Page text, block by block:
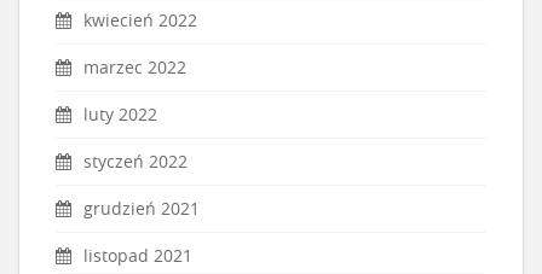
kwiecień 2022
marzec 2022
luty 2022
styczeń 2022
grudzień 2021
listopad 2021